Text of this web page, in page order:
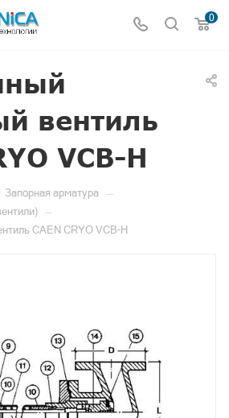
0
вентиль
VCB-H
Запорная арматура —
—
CAEN CRYO VCB-H